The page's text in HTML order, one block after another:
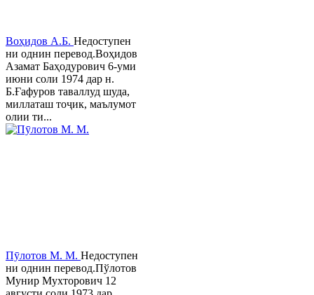
Воҳидов А.Б. Недоступен
ни однин перевод.Воҳидов
Азамат Баҳодурович 6-уми
июни соли 1974 дар н.
Б.Ғафуров таваллуд шуда,
миллаташ тоҷик, маълумот
олии ти...
Пӯлотов М. М. Недоступен
ни однин перевод.Пўлотов
Мунир Мухторович 12